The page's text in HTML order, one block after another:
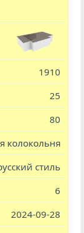
1910
25
80
колокольня
стиль
6
2024-09-28